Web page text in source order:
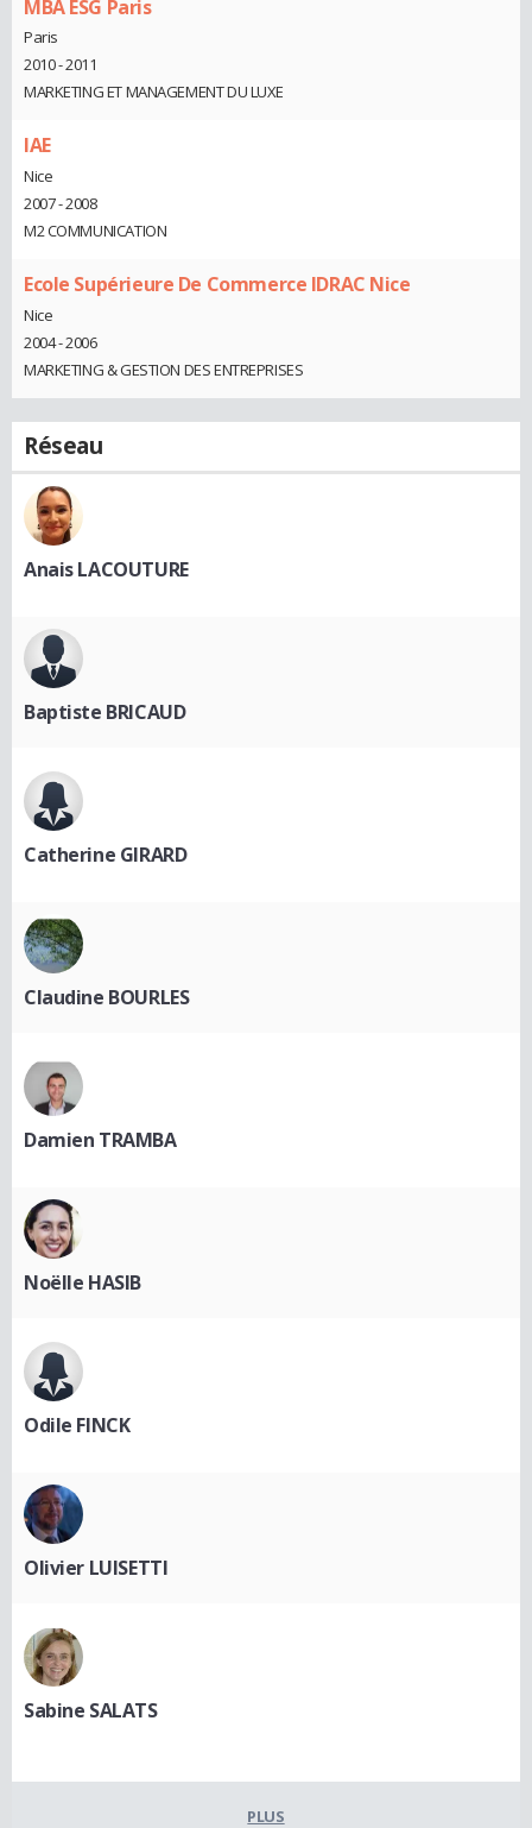
MBA ESG Paris
Paris
2010 - 2011
MARKETING ET MANAGEMENT DU LUXE
IAE
Nice
2007 - 2008
M2 COMMUNICATION
Ecole Supérieure De Commerce IDRAC Nice
Nice
2004 - 2006
MARKETING & GESTION DES ENTREPRISES
Réseau
Anais LACOUTURE
Baptiste BRICAUD
Catherine GIRARD
Claudine BOURLES
Damien TRAMBA
Noëlle HASIB
Odile FINCK
Olivier LUISETTI
Sabine SALATS
PLUS